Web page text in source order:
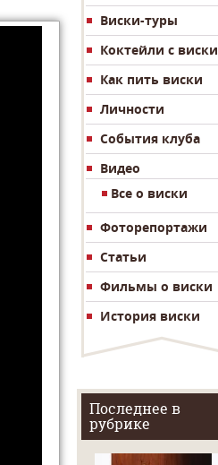
Виски-туры
Коктейли с виски
Как пить виски
Личности
События клуба
Видео
Все о виски
Фоторепортажи
Статьи
Фильмы о виски
История виски
Последнее в
рубрике